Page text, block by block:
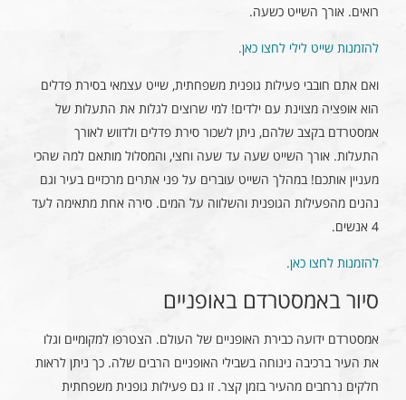
רואים. אורך השייט כשעה.
להזמנות שייט לילי לחצו כאן.
ואם אתם חובבי פעילות גופנית משפחתית, שייט עצמאי בסירת פדלים
הוא אופציה מצוינת עם ילדים! למי שרוצים לגלות את התעלות של
אמסטרדם בקצב שלהם, ניתן לשכור סירת פדלים ולדווש לאורך
התעלות. אורך השייט שעה עד שעה וחצי, והמסלול מותאם למה שהכי
מעניין אותכם! במהלך השייט עוברים על פני אתרים מרכזיים בעיר וגם
נהנים מהפעילות הגופנית והשלווה על המים. סירה אחת מתאימה לעד
4 אנשים.
להזמנות לחצו כאן.
סיור באמסטרדם באופניים
אמסטרדם ידועה כבירת האופניים של העולם. הצטרפו למקומיים וגלו
את העיר ברכיבה נינוחה בשבילי האופניים הרבים שלה. כך ניתן לראות
חלקים נרחבים מהעיר בזמן קצר. זו גם פעילות גופנית משפחתית